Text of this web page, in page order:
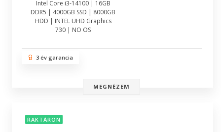
Intel Core i3-14100 | 16GB
DDR5 | 4000GB SSD | 8000GB
HDD | INTEL UHD Graphics
730 | NO OS
3 év garancia
MEGNÉZEM
RAKTÁRON